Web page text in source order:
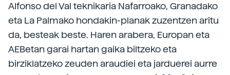
Alfonso del Val teknikaria Nafarroako, Granadako
eta La Palmako hondakin-planak zuzentzen aritu
da, besteak beste. Haren arabera, Europan eta
AEBetan garai hartan gaika biltzeko eta
birziklatzeko zeuden araudiei eta jarduerei aurre